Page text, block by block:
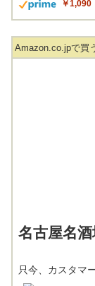
￥1,090
Amazon.co.jpで買
名古屋名
只今、カスタマ